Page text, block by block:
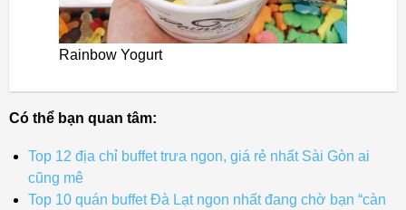
Rainbow Yogurt
Có thể bạn quan tâm:
Top 12 địa chỉ buffet trưa ngon, giá rẻ nhất Sài Gòn ai
cũng mê
Top 10 quán buffet Đà Lạt ngon nhất đang chờ bạn “càn